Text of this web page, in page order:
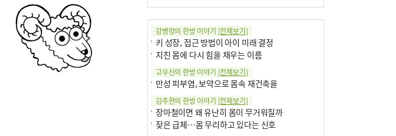
강병령의 한방 이야기 [전체보기]
키 성장, 접근 방법이 아이 미래 결정
지친 몸에 다시 힘을 채우는 이름
고우신의 한방 이야기 [전체보기]
만성 피부염, 보약으로 몸속 재건축을
김주현의 한방 이야기 [전체보기]
장마철이면 왜 유난히 몸이 무거워질까
잦은 급체…몸 무리하고 있다는 신호